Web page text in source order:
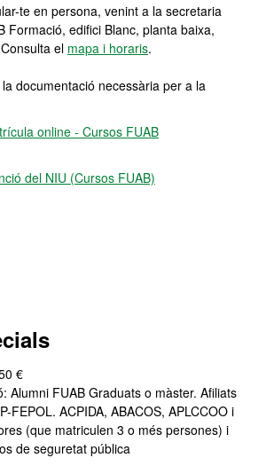
te en persona, venint a la secretaria
Formació, edifici Blanc, planta baixa,
el mapa i horaris.
documentació necessària per a la
online - Cursos FUAB
del NIU (Cursos FUAB)
€
Alumni FUAB Graduats o màster. Afiliats
FEPOL. ACPIDA, ABACOS, APLCCOO i
(que matriculen 3 o més persones) i
de seguretat pública